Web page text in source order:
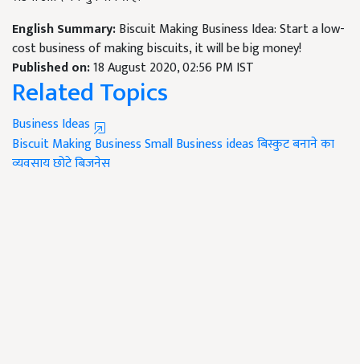
English Summary:Biscuit Making Business Idea: Start a low-
cost business of making biscuits, it will be big money!
Published on:18 August 2020, 02:56 PM IST
Related Topics
Business Ideas
Biscuit Making BusinessSmall Business ideasबिस्कुट बनाने का
व्यवसायछोटे बिजनेस